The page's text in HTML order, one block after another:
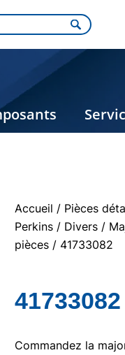
Accueil / Pièces
Perkins / Divers /
pièces / 41733082
41733082
Commandez la